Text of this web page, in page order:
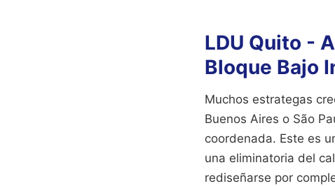
LDU Quito -
Bloque Bajo
Muchos estrategas
Buenos Aires o São
coordenada. Este es
una eliminatoria del
rediseñarse por